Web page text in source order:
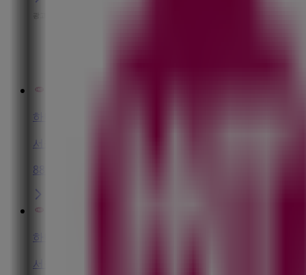
광고
하나투어
서울특별시 중구 무교로15, 801 (무교동, 남강건설회관빌
88 m
하나투어
서울특별시 중구 남대문로9길51, 효덕빌딩 609호 (을지